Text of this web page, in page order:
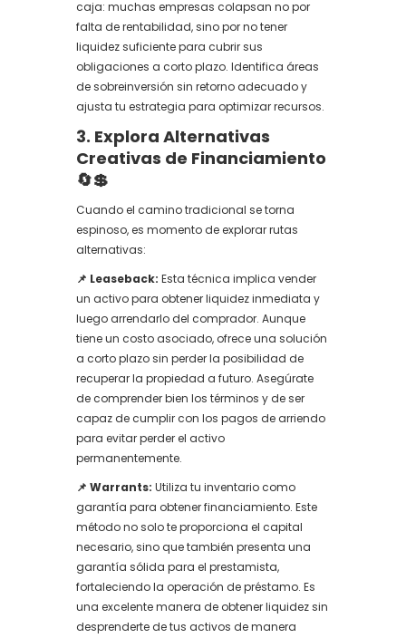
caja: muchas empresas colapsan no por
falta de rentabilidad, sino por no tener
liquidez suficiente para cubrir sus
obligaciones a corto plazo. Identifica áreas
de sobreinversión sin retorno adecuado y
ajusta tu estrategia para optimizar recursos.
3. Explora Alternativas
Creativas de Financiamiento
🔄💲
Cuando el camino tradicional se torna
espinoso, es momento de explorar rutas
alternativas:
📌 Leaseback: Esta técnica implica vender
un activo para obtener liquidez inmediata y
luego arrendarlo del comprador. Aunque
tiene un costo asociado, ofrece una solución
a corto plazo sin perder la posibilidad de
recuperar la propiedad a futuro. Asegúrate
de comprender bien los términos y de ser
capaz de cumplir con los pagos de arriendo
para evitar perder el activo
permanentemente.
📌 Warrants: Utiliza tu inventario como
garantía para obtener financiamiento. Este
método no solo te proporciona el capital
necesario, sino que también presenta una
garantía sólida para el prestamista,
fortaleciendo la operación de préstamo. Es
una excelente manera de obtener liquidez sin
desprenderte de tus activos de manera